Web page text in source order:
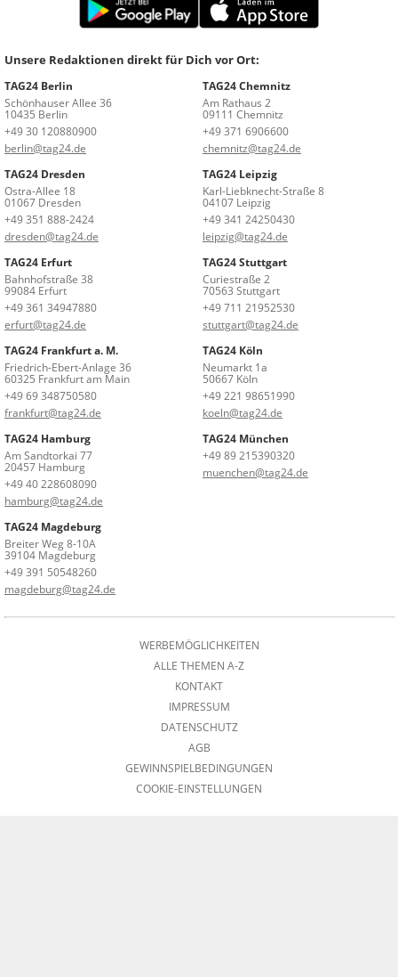
Unsere Redaktionen direkt für Dich vor Ort:
TAG24 Berlin
Schönhauser Allee 36
10435 Berlin
+49 30 120880900
berlin@tag24.de
TAG24 Chemnitz
Am Rathaus 2
09111 Chemnitz
+49 371 6906600
chemnitz@tag24.de
TAG24 Dresden
Ostra-Allee 18
01067 Dresden
+49 351 888-2424
dresden@tag24.de
TAG24 Leipzig
Karl-Liebknecht-Straße 8
04107 Leipzig
+49 341 24250430
leipzig@tag24.de
TAG24 Erfurt
Bahnhofstraße 38
99084 Erfurt
+49 361 34947880
erfurt@tag24.de
TAG24 Stuttgart
Curiestraße 2
70563 Stuttgart
+49 711 21952530
stuttgart@tag24.de
TAG24 Frankfurt a. M.
Friedrich-Ebert-Anlage 36
60325 Frankfurt am Main
+49 69 348750580
frankfurt@tag24.de
TAG24 Köln
Neumarkt 1a
50667 Köln
+49 221 98651990
koeln@tag24.de
TAG24 Hamburg
Am Sandtorkai 77
20457 Hamburg
+49 40 228608090
hamburg@tag24.de
TAG24 München
+49 89 215390320
muenchen@tag24.de
TAG24 Magdeburg
Breiter Weg 8-10A
39104 Magdeburg
+49 391 50548260
magdeburg@tag24.de
WERBEMÖGLICHKEITEN
ALLE THEMEN A-Z
KONTAKT
IMPRESSUM
DATENSCHUTZ
AGB
GEWINNSPIELBEDINGUNGEN
COOKIE-EINSTELLUNGEN